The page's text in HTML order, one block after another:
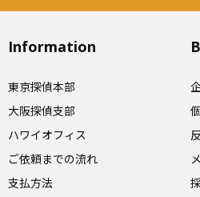
Information
東京探偵本部
大阪探偵支部
ハワイオフィス
ご依頼までの流れ
支払方法